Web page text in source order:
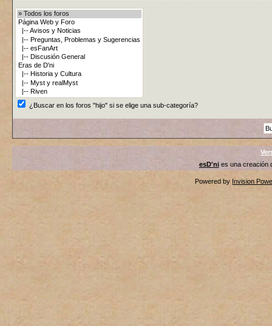
¿Buscar en los foros "hijo" si se elige una sub-categoría?
esD'nies una creación
Powered by Invision